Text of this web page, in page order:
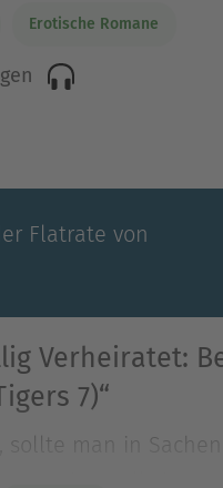
Erotische Romane
Flatrate von
Verheiratet:
7)“
man in